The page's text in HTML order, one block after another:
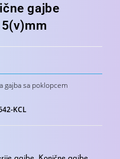
gajbe
gajba sa poklopcem
KCL